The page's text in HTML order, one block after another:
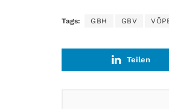
Tags: GBH GBV
Teilen